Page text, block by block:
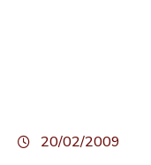
20/02/2009